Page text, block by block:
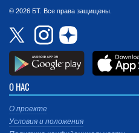
© 2026 БТ. Все права защищены.
О НАС
О проекте
Условия и положения